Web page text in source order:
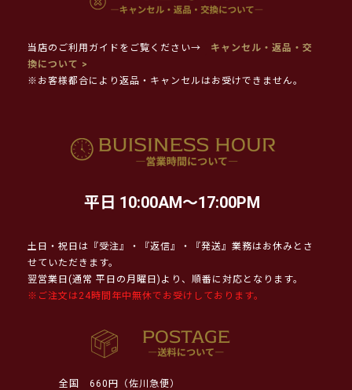
当店のご利用ガイドをご覧ください→
キャンセル・返品・交
換について >
※お客様都合により返品・キャンセルはお受けできません。
平日 10:00AM～17:00PM
土日・祝日は『受注』・『返信』・『発送』業務はお休みとさ
せていただきます。
翌営業日(通常 平日の月曜日)より、順番に対応となります。
※ご注文は24時間年中無休でお受けしております。
全国
660円（佐川急便）